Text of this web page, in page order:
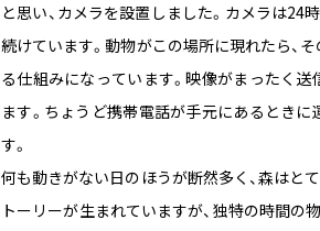
と思い、カメラを設置しました。カメラは24
続けています。動物がこの場所に現れたら、
る仕組みになっています。映像がまったく
ます。ちょうど携帯電話が手元にあるとき
す。
何も動きがない日のほうが断然多く、森はと
トーリーが生まれていますが、独特の時間の